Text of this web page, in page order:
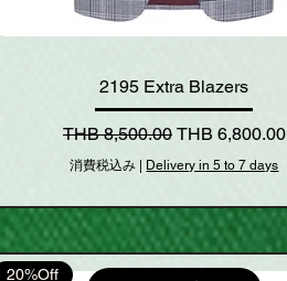
2195 Extra Blazers
通常価格
THB 8,500.00 セール価格
THB 6,800.00
消費税込み | Delivery in 5 to 7 days
20%Off